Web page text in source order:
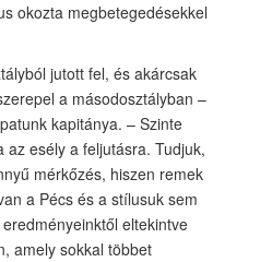
okozta megbetegedésekkel
jutott fel, és akárcsak
a másodosztályban –
kapitánya. – Szinte
az esély a feljutásra. Tudjuk,
mérkőzés, hiszen remek
a Pécs és a stílusuk sem
eltekintve
amely sokkal többet